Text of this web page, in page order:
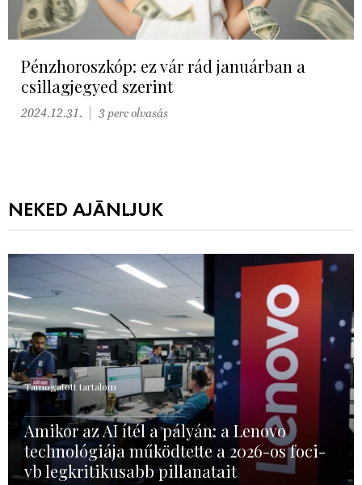
Pénzhoroszkóp: ez vár rád januárban a
csillagjegyed szerint
2024.12.31. 3 perc olvasás
NEKED AJÁNLJUK
Támogatott tartalom
Amikor az AI ítél a pályán: a Lenovo
technológiája működtette a 2026-os foci-
vb legkritikusabb pillanatait